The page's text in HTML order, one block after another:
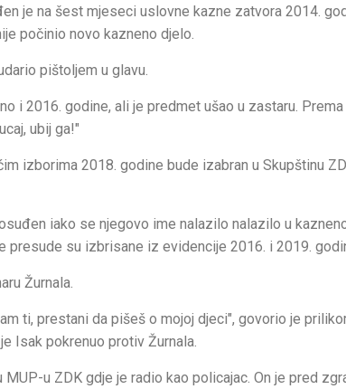
je na šest mjeseci uslovne kazne zatvora 2014.
počinio novo kazneno djelo.
pištoljem u glavu.
i 2016. godine, ali je predmet ušao u zastaru.
ubij ga!"
izborima 2018. godine bude izabran u Skupštinu
iako se njegovo ime nalazilo nalazilo u
presude su izbrisane iz evidencije 2016. i 2019.
Žurnala.
ti, prestani da pišeš o mojoj djeci", govorio je
Isak pokrenuo protiv Žurnala.
u ZDK gdje je radio kao policajac. On je pred